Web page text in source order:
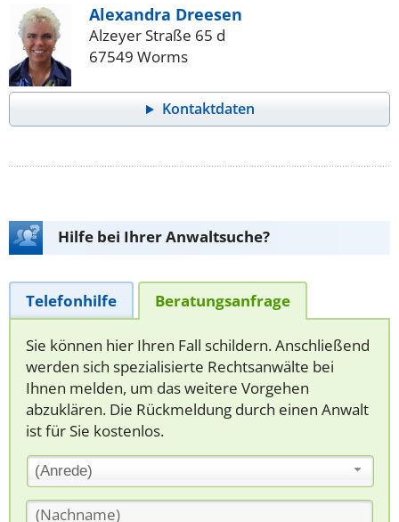
Alexandra Dreesen
Alzeyer Straße 65 d
67549 Worms
Kontaktdaten
Hilfe bei Ihrer Anwaltsuche?
Telefonhilfe Beratungsanfrage
Sie können hier Ihren Fall schildern. Anschließend
werden sich spezialisierte Rechtsanwälte bei
Ihnen melden, um das weitere Vorgehen
abzuklären. Die Rückmeldung durch einen Anwalt
ist für Sie kostenlos.
(Anrede)